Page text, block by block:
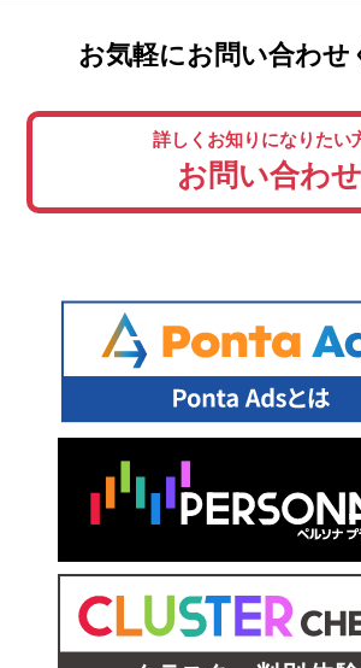
お気軽にお問い合わせ
詳しくお知りになりたい
お問い合わせ